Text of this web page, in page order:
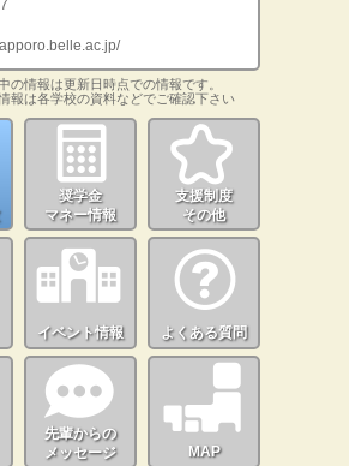
の情報は更新日時点での情報です。
報は各学校の資料などでご確認下さい
奨学金
マネー情報
支援制度
その他
イベント情報 よくある質問
先輩からの
メッセージ
MAP